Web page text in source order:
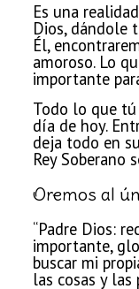
Es una
Dios, dándole
Él,
amoroso. Lo
importante
Todo lo que
día de hoy.
deja todo en
Rey Soberano
Oremos al
“Padre Dios:
importante,
buscar mi
las cosas y las